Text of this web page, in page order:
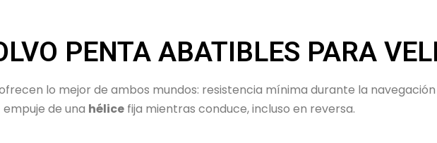
PENTA ABATIBLES PARA
lo mejor de ambos mundos: resistencia mínima durante la
empuje de una hélice fija mientras conduce, incluso en reversa.